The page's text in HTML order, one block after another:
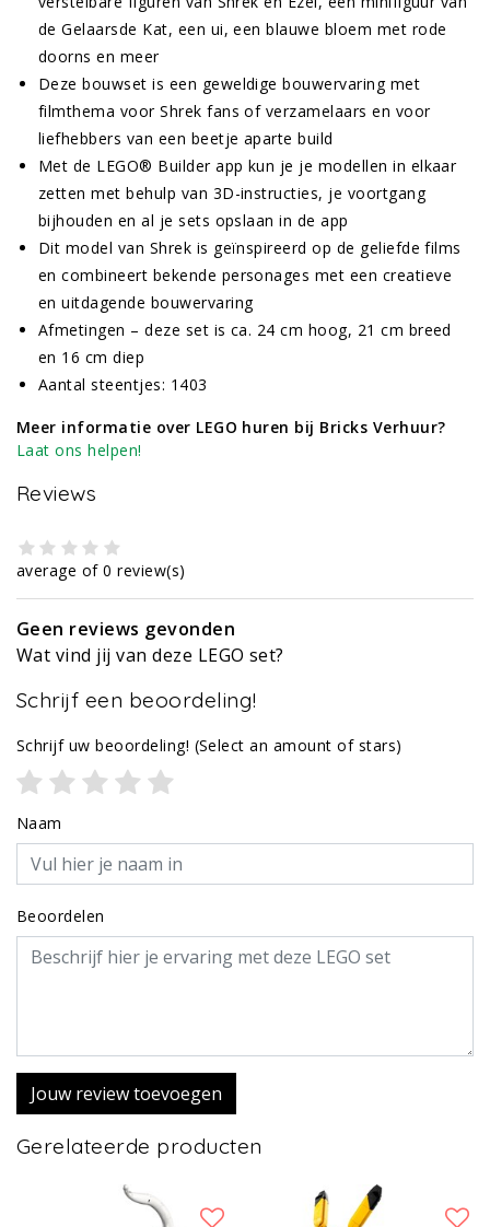
de Gelaarsde Kat, een ui, een blauwe bloem met rode
doorns en meer
Deze bouwset is een geweldige bouwervaring met
filmthema voor Shrek fans of verzamelaars en voor
liefhebbers van een beetje aparte build
Met de LEGO® Builder app kun je je modellen in elkaar
zetten met behulp van 3D-instructies, je voortgang
bijhouden en al je sets opslaan in de app
Dit model van Shrek is geïnspireerd op de geliefde films
en combineert bekende personages met een creatieve
en uitdagende bouwervaring
Afmetingen – deze set is ca. 24 cm hoog, 21 cm breed
en 16 cm diep
Aantal steentjes: 1403
Meer informatie over LEGO huren bij Bricks Verhuur?
Laat ons helpen!
Reviews
average of 0 review(s)
Geen reviews gevonden
Wat vind jij van deze LEGO set?
Schrijf een beoordeling!
Schrijf uw beoordeling! (Select an amount of stars)
Naam
Beoordelen
Jouw review toevoegen
Gerelateerde producten